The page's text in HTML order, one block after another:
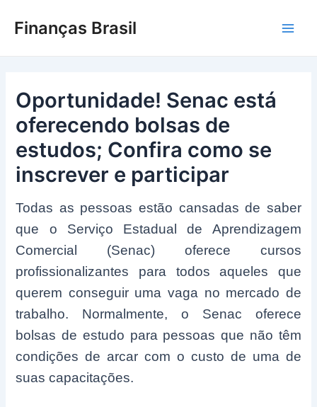
paraFinanças Brasil
Oportunidade! Senac está
oferecendo bolsas de
estudos; Confira como se
inscrever e participar
Todas as pessoas estão cansadas de saber
que o Serviço Estadual de Aprendizagem
Comercial (Senac) oferece cursos
profissionalizantes para todos aqueles que
querem conseguir uma vaga no mercado de
trabalho. Normalmente, o Senac oferece
bolsas de estudo para pessoas que não têm
condições de arcar com o custo de uma de
suas capacitações.